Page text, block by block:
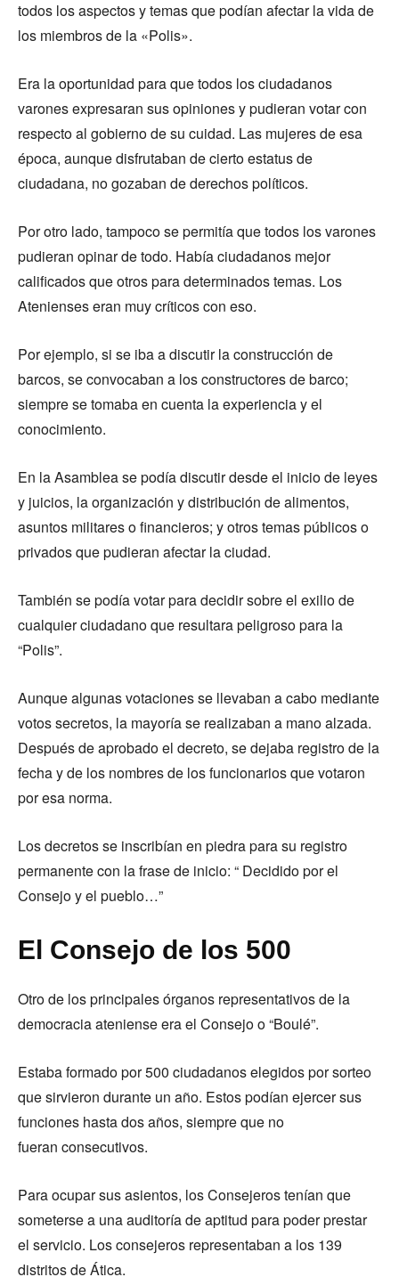
todos los aspectos y temas que podían afectar la vida de
los miembros de la «Polis».
Era la oportunidad para que todos los ciudadanos
varones expresaran sus opiniones y pudieran votar con
respecto al gobierno de su cuidad. Las mujeres de esa
época, aunque disfrutaban de cierto estatus de
ciudadana, no gozaban de derechos políticos.
Por otro lado, tampoco se permitía que todos los varones
pudieran opinar de todo. Había ciudadanos mejor
calificados que otros para determinados temas. Los
Atenienses eran muy críticos con eso.
Por ejemplo, si se iba a discutir la construcción de
barcos, se convocaban a los constructores de barco;
siempre se tomaba en cuenta la experiencia y el
conocimiento.
En la Asamblea se podía discutir desde el inicio de leyes
y juicios, la organización y distribución de alimentos,
asuntos militares o financieros; y otros temas públicos o
privados que pudieran afectar la ciudad.
También se podía votar para decidir sobre el exilio de
cualquier ciudadano que resultara peligroso para la
“Polis”.
Aunque algunas votaciones se llevaban a cabo mediante
votos secretos, la mayoría se realizaban a mano alzada.
Después de aprobado el decreto, se dejaba registro de la
fecha y de los nombres de los funcionarios que votaron
por esa norma.
Los decretos se inscribían en piedra para su registro
permanente con la frase de inicio: “ Decidido por el
Consejo y el pueblo…”
El Consejo de los 500
Otro de los principales órganos representativos de la
democracia ateniense era el Consejo o “Boulé”.
Estaba formado por 500 ciudadanos elegidos por sorteo
que sirvieron durante un año. Estos podían ejercer sus
funciones hasta dos años, siempre que no
fueran consecutivos.
Para ocupar sus asientos, los Consejeros tenían que
someterse a una auditoría de aptitud para poder prestar
el servicio. Los consejeros representaban a los 139
distritos de Ática.